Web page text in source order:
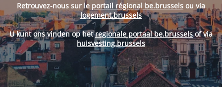
Retrouvez-nous sur le portail régional be.brussels ou via
logement.brussels
U kunt ons vinden op hetregionale portaal be.brusselsof via
huisvesting.brussels